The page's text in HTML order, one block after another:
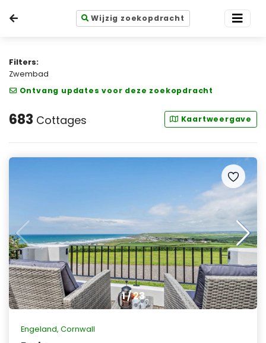
Wijzig zoekopdracht
Filters:
Zwembad
Ontvang updates voor deze zoekopdracht
Kaartweergave
683 Cottages
1/23
Engeland, Cornwall